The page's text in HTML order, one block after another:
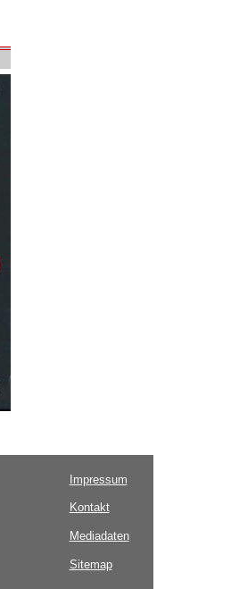
Impressum
Kontakt
Mediadaten
Sitemap